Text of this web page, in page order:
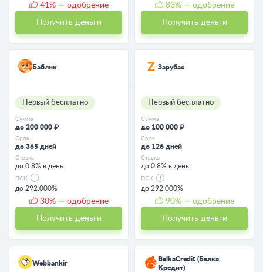
41 % — одобрение
Получить деньги
83% — одобрение
Получить деньги
Баблик
Первый бесплатно
Сумма
до 200 000 ₽
Срок
до 365 дней
Ставка
до 0.8% в день
ПСК
до 292.000%
30% — одобрение
Получить деньги
Зарубас
Первый бесплатно
Сумма
до 100 000 ₽
Срок
до 126 дней
Ставка
до 0.8% в день
ПСК
до 292.000%
90% — одобрение
Получить деньги
Webbankir
BelkaCredit (Белка
Кредит)